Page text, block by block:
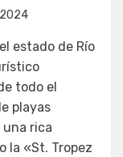
estado de Río
todo el
playas
rica
la «St. Tropez